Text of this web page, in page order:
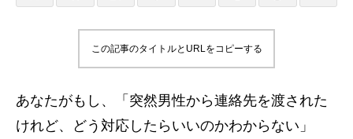
この記事のタイトルとURLをコピーする
あなたがもし、「突然男性から連絡先を渡された
けれど、どう対応したらいいのかわからない」